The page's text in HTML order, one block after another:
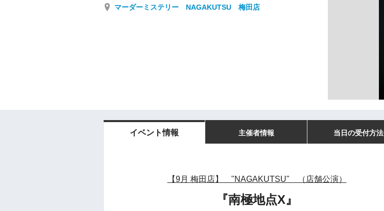
マーダーミステリー NAGAKUTSU 梅田店
イベント情報 主催者情報 当日の受付方法
【9月 梅田店】 "NAGAKUTSU" （店舗公演）
『南極地点X』